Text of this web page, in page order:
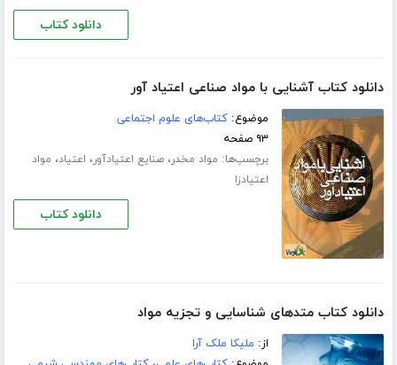
دانلود کتاب
دانلود کتاب آشنایی با مواد صناعی اعتیاد آور
موضوع:کتاب‌های علوم اجتماعی
۹۳ صفحه
برچسب‌ها: مواد مخدر،صنایع اعتیادآور، اعتیاد، مواد
اعتیادزا
دانلود کتاب
دانلود کتاب متدهای شناسایی و تجزیه مواد
از: ملیکا ملک آرا